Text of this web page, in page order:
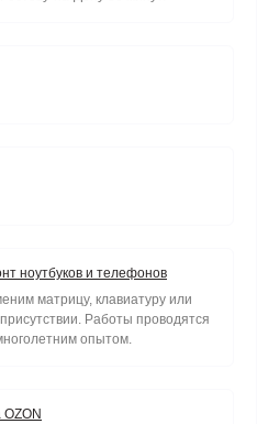
ноутбуков и телефонов
матрицу, клавиатуру или
Работы проводятся
опытом.